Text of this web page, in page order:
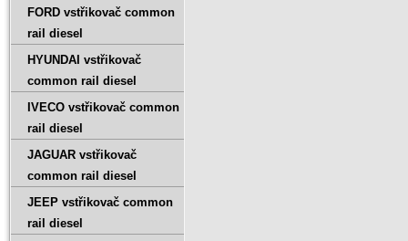
FORD vstřikovač common
rail diesel
HYUNDAI vstřikovač
common rail diesel
IVECO vstřikovač common
rail diesel
JAGUAR vstřikovač
common rail diesel
JEEP vstřikovač common
rail diesel